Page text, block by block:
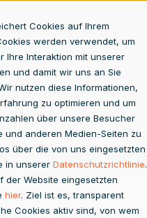
Cookies auf Ihrem
werden verwendet, um
Ihre Interaktion mit unserer
und damit wir uns an Sie
nutzen diese Informationen,
zu optimieren und um
über unsere Besucher
und anderen Medien-Seiten zu
über die von uns eingesetzten
in unserer Datenschutzrichtlinie.
der Website eingesetzten
hier. Ziel ist es, transparent
Cookies aktiv sind, von wem